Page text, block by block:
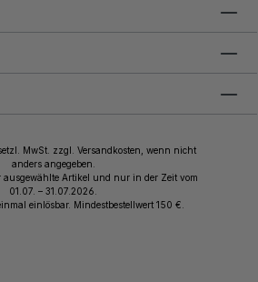
MwSt. zzgl. Versandkosten, wenn nicht
anders angegeben.
Artikel und nur in der Zeit vom
01.07. – 31.07.2026.
einlösbar. Mindestbestellwert 150 €.